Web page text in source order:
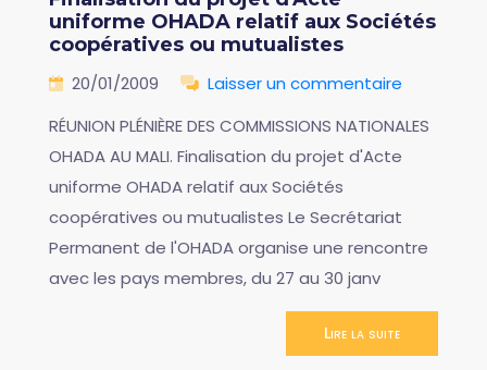
uniforme OHADA relatif aux Sociétés
coopératives ou mutualistes
20/01/2009
Laisser un commentaire
RÉUNION PLÉNIÈRE DES COMMISSIONS NATIONALES
OHADA AU MALI. Finalisation du projet d'Acte
uniforme OHADA relatif aux Sociétés
coopératives ou mutualistes Le Secrétariat
Permanent de l'OHADA organise une rencontre
avec les pays membres, du 27 au 30 janv
Lire la suite